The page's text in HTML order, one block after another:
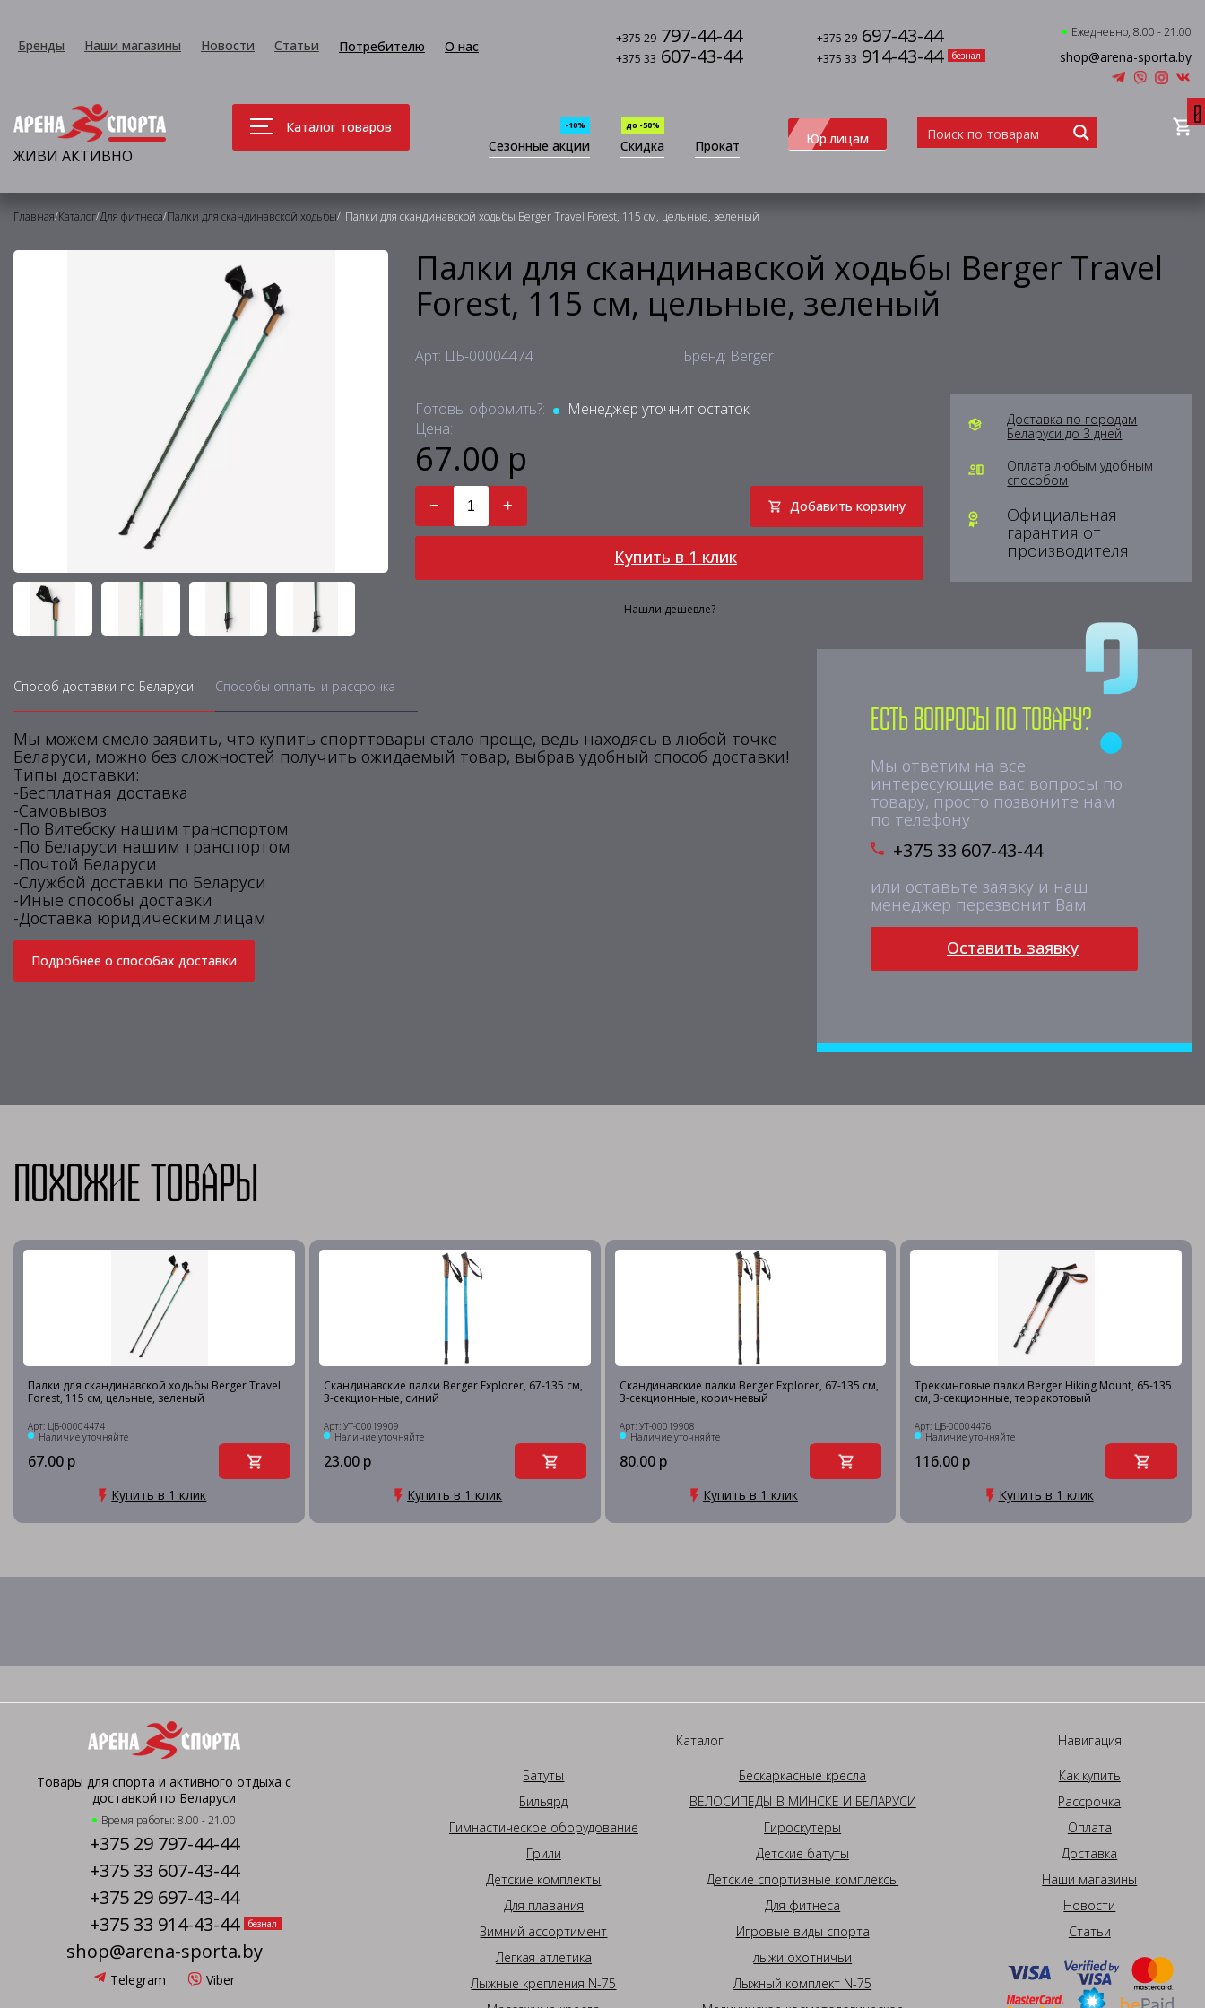
Бренды Наши магазины Новости Статьи Потребителю О нас +375 29 797-44-44 +375 29 697-43-44
+375 33 607-43-44 +375 33 914-43-44 безнал
Ежедневно, 8.00 - 21.00
shop@arena-sporta.by
ЖИВИ АКТИВНО
Каталог товаров
Сезонные акции
-10%
Скидка
до -50%
Прокат Юр.лицам
0
Главная/Каталог/Для фитнеса/Палки для скандинавской ходьбы/ Палки для скандинавской ходьбы Berger Travel Forest, 115 см, цельные, зеленый
Палки для скандинавской ходьбы Berger Travel
Forest, 115 см, цельные, зеленый
Арт: ЦБ-00004474 Бренд: Berger
Готовы оформить?:
Менеджер уточнит остаток
Цена:
67.00 р
− + Добавить корзину
Купить в 1 клик
Нашли дешевле?
Доставка по городам
Беларуси до 3 дней
Оплата любым удобным
способом
Официальная
гарантия от
производителя
Способ доставки по Беларуси Способы оплаты и рассрочка
Мы можем смело заявить, что купить спорттовары стало проще, ведь находясь в любой точке
Беларуси, можно без сложностей получить ожидаемый товар, выбрав удобный способ доставки!
Типы доставки:
-Бесплатная доставка
-Самовывоз
-По Витебску нашим транспортом
-По Беларуси нашим транспортом
-Почтой Беларуси
-Службой доставки по Беларуси
-Иные способы доставки
-Доставка юридическим лицам
Подробнее о способах доставки
Есть вопросы по товару?
Мы ответим на все
интересующие вас вопросы по
товару, просто позвоните нам
по телефону
+375 33 607-43-44
или оставьте заявку и наш
менеджер перезвонит Вам
Оставить заявку
Похожие товары
Палки для скандинавской ходьбы Berger Travel
Forest, 115 см, цельные, зеленый
Арт: ЦБ-00004474
Наличие уточняйте
67.00 р
Купить в 1 клик
Скандинавские палки Berger Explorer, 67-135 см,
3-секционные, синий
Арт: УТ-00019909
Наличие уточняйте
23.00 р
Купить в 1 клик
Скандинавские палки Berger Explorer, 67-135 см,
3-секционные, коричневый
Арт: УТ-00019908
Наличие уточняйте
80.00 р
Купить в 1 клик
Треккинговые палки Berger Hiking Mount, 65-135
см, 3-секционные, терракотовый
Арт: ЦБ-00004476
Наличие уточняйте
116.00 р
Купить в 1 клик
Товары для спорта и активного отдыха с
доставкой по Беларуси
Время работы: 8.00 - 21.00
+375 29 797-44-44
+375 33 607-43-44
+375 29 697-43-44
+375 33 914-43-44
безнал
shop@arena-sporta.by
Telegram Viber
Каталог
Батуты
Бескаркасные кресла
Бильярд
ВЕЛОСИПЕДЫ В МИНСКЕ И БЕЛАРУСИ
Гимнастическое оборудование
Гироскутеры
Грили
Детские батуты
Детские комплекты
Детские спортивные комплексы
Для плавания
Для фитнеса
Зимний ассортимент
Игровые виды спорта
Легкая атлетика
лыжи охотничьи
Лыжные крепления N-75
Лыжный комплект N-75
Навигация
Как купить
Рассрочка
Оплата
Доставка
Наши магазины
Новости
Статьи